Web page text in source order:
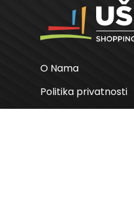
O Nama
Politika privatnosti